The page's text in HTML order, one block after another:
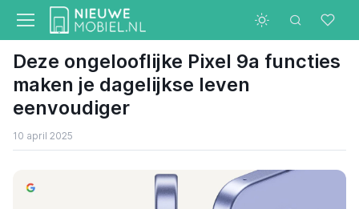
Deze ongelooflijke Pixel 9a functies
maken je dagelijkse leven
eenvoudiger
10 april 2025